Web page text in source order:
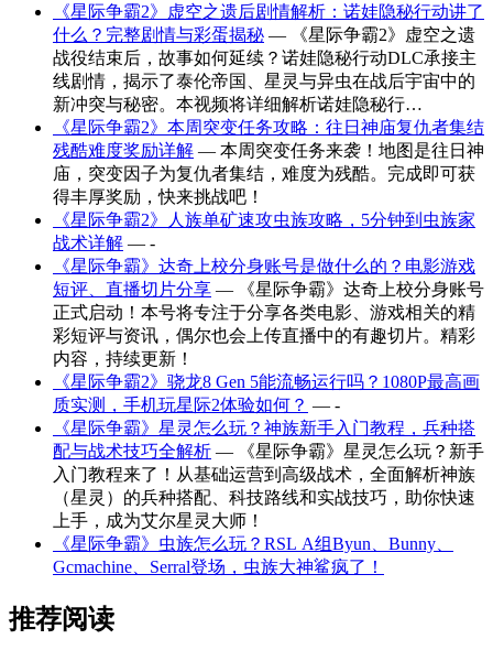
《星际争霸2》虚空之遗后剧情解析：诺娃隐秘行动讲了
什么？完整剧情与彩蛋揭秘 — 《星际争霸2》虚空之遗
战役结束后，故事如何延续？诺娃隐秘行动DLC承接主
线剧情，揭示了泰伦帝国、星灵与异虫在战后宇宙中的
新冲突与秘密。本视频将详细解析诺娃隐秘行…
《星际争霸2》本周突变任务攻略：往日神庙复仇者集结
残酷难度奖励详解 — 本周突变任务来袭！地图是往日神
庙，突变因子为复仇者集结，难度为残酷。完成即可获
得丰厚奖励，快来挑战吧！
《星际争霸2》人族单矿速攻虫族攻略，5分钟到虫族家
战术详解 — -
《星际争霸》达奇上校分身账号是做什么的？电影游戏
短评、直播切片分享 — 《星际争霸》达奇上校分身账号
正式启动！本号将专注于分享各类电影、游戏相关的精
彩短评与资讯，偶尔也会上传直播中的有趣切片。精彩
内容，持续更新！
《星际争霸2》骁龙8 Gen 5能流畅运行吗？1080P最高画
质实测，手机玩星际2体验如何？ — -
《星际争霸》星灵怎么玩？神族新手入门教程，兵种搭
配与战术技巧全解析 — 《星际争霸》星灵怎么玩？新手
入门教程来了！从基础运营到高级战术，全面解析神族
（星灵）的兵种搭配、科技路线和实战技巧，助你快速
上手，成为艾尔星灵大师！
《星际争霸》虫族怎么玩？RSL A组Byun、Bunny、
Gcmachine、Serral登场，虫族大神鲨疯了！
推荐阅读